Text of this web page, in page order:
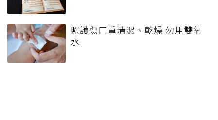
照護傷口重清潔、乾燥 勿用雙氧
水